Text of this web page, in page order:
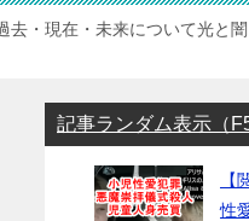
去・現在・未来について光と
記事ランダム表示（
【
性